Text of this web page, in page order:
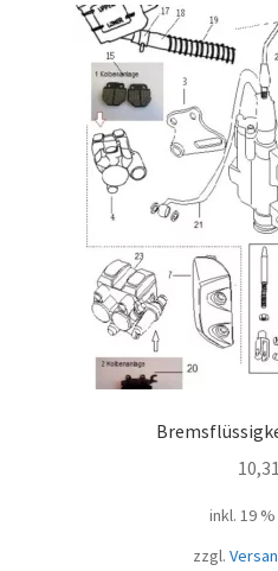
10,31
inkl. 19
zzgl.